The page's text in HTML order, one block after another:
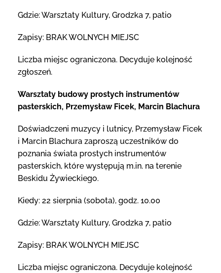
Gdzie: Warsztaty Kultury, Grodzka 7, patio
Zapisy: BRAK WOLNYCH MIEJSC
Liczba miejsc ograniczona. Decyduje kolejność
zgłoszeń.
Warsztaty budowy prostych instrumentów
pasterskich, Przemysław Ficek, Marcin Blachura
Doświadczeni muzycy i lutnicy, Przemysław Ficek
i Marcin Blachura zaproszą uczestników do
poznania świata prostych instrumentów
pasterskich, które występują m.in. na terenie
Beskidu Żywieckiego.
Kiedy: 22 sierpnia (sobota), godz. 10.00
Gdzie: Warsztaty Kultury, Grodzka 7, patio
Zapisy: BRAK WOLNYCH MIEJSC
Liczba miejsc ograniczona. Decyduje kolejność